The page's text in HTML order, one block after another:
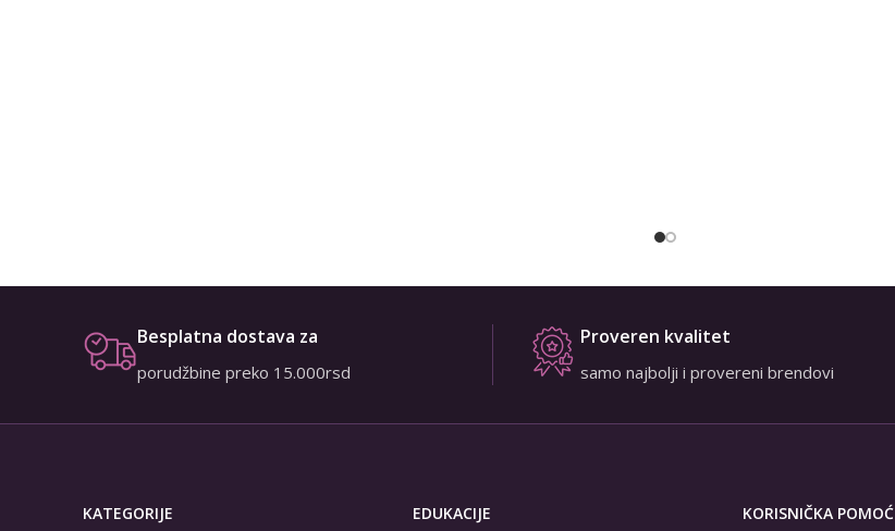
Besplatna dostava za
porudžbine preko 15.000rsd
Proveren kvalitet
samo najbolji i provereni brendovi
KATEGORIJE
EDUKACIJE
KORISNIČKA POMOĆ